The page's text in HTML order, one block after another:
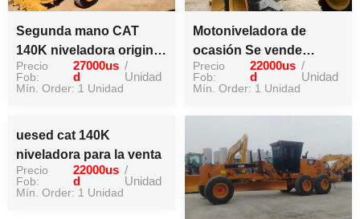
Segunda mano CAT
140K niveladora original
de alta eficiencia de
trabajo famosa marca
Precio
Fob:
27000us
d
/
Unidad
Mín. Order: 1 Unidad
Motoniveladora de
ocasión Se vende
motoniveladora 140h de
segunda mano
Precio
Fob:
22000us
d
/
Unidad
Mín. Order: 1 Unidad
uesed cat 140K
niveladora para la venta
Precio
Fob:
22000us
d
/
Unidad
Mín. Order: 1 Unidad